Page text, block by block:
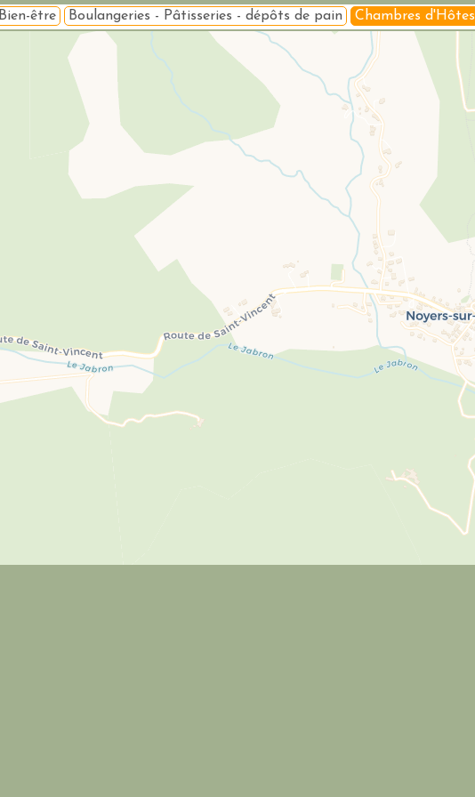
Bien-être Boulangeries - Pâtisseries - dépôts de pain Chambres d'Hôtes
Veuillez patienter pendant le chargement de la carte...